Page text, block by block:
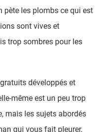
pète les plombs ce qui est
sont vives et
trop sombres pour les
développés et
même est un peu trop
mais les sujets abordés
qui vous fait pleurer,